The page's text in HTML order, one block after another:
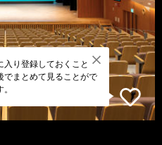
入り登録しておくこと
でまとめて見ることがで